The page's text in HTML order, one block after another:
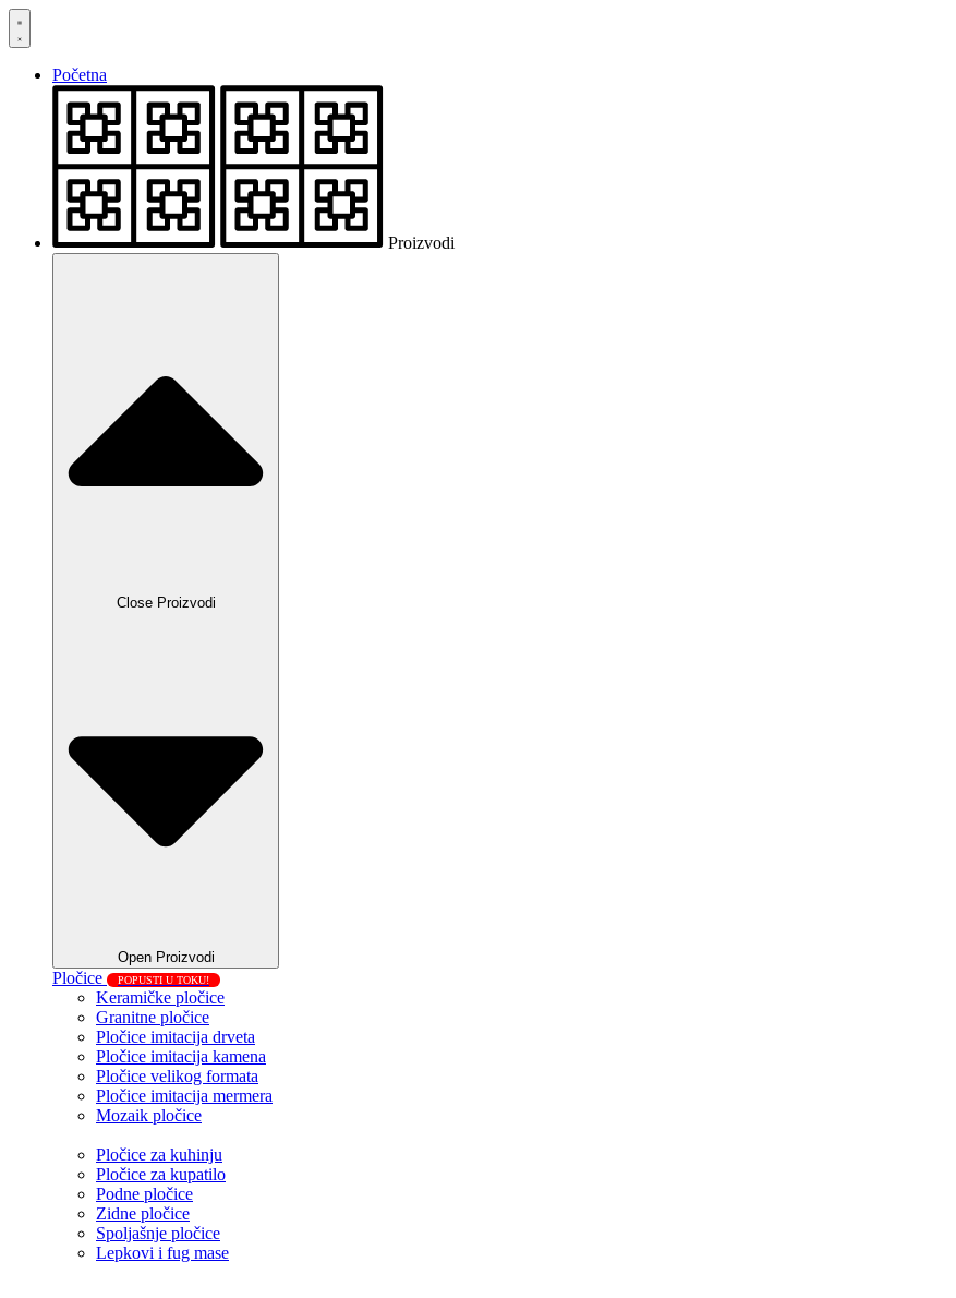
Skočite
na
Početna
Proizvodi
Close Proizvodi
Open Proizvodi
Pločice POPUSTI U TOKU!
Keramičke pločice
Granitne pločice
Pločice imitacija drveta
Pločice imitacija kamena
Pločice velikog formata
Pločice imitacija mermera
Mozaik pločice
Pločice za kuhinju
Pločice za kupatilo
Podne pločice
Zidne pločice
Spoljašnje pločice
Lepkovi i fug mase